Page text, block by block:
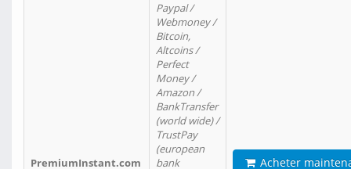
PremiumInstant.com
Paypal /
Webmoney /
Bitcoin,
Altcoins /
Perfect
Money /
Amazon /
BankTransfer
(world wide) /
TrustPay
(european
bank
Acheter